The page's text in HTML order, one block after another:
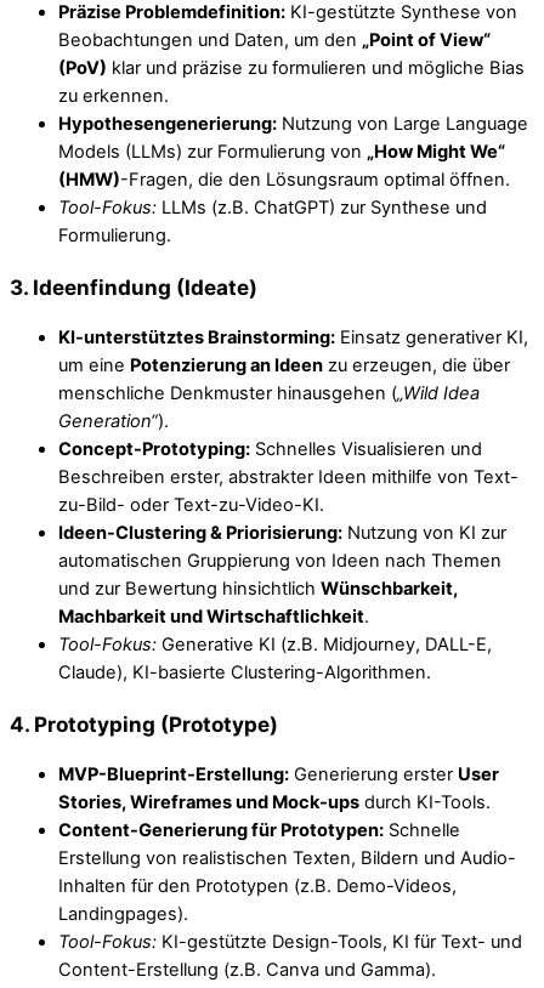
Präzise Problemdefinition: KI-gestützte Synthese von
Beobachtungen und Daten, um den „Point of View“
(PoV) klar und präzise zu formulieren und mögliche Bias
zu erkennen.
Hypothesengenerierung: Nutzung von Large Language
Models (LLMs) zur Formulierung von „How Might We“
(HMW)-Fragen, die den Lösungsraum optimal öffnen.
Tool-Fokus: LLMs (z.B. ChatGPT) zur Synthese und
Formulierung.
3. Ideenfindung (Ideate)
KI-unterstütztes Brainstorming: Einsatz generativer KI,
um eine Potenzierung an Ideen zu erzeugen, die über
menschliche Denkmuster hinausgehen („Wild Idea
Generation“).
Concept-Prototyping: Schnelles Visualisieren und
Beschreiben erster, abstrakter Ideen mithilfe von Text-
zu-Bild- oder Text-zu-Video-KI.
Ideen-Clustering & Priorisierung: Nutzung von KI zur
automatischen Gruppierung von Ideen nach Themen
und zur Bewertung hinsichtlich Wünschbarkeit,
Machbarkeit und Wirtschaftlichkeit.
Tool-Fokus: Generative KI (z.B. Midjourney, DALL-E,
Claude), KI-basierte Clustering-Algorithmen.
4. Prototyping (Prototype)
MVP-Blueprint-Erstellung: Generierung erster User
Stories, Wireframes und Mock-ups durch KI-Tools.
Content-Generierung für Prototypen: Schnelle
Erstellung von realistischen Texten, Bildern und Audio-
Inhalten für den Prototypen (z.B. Demo-Videos,
Landingpages).
Tool-Fokus: KI-gestützte Design-Tools, KI für Text- und
Content-Erstellung (z.B. Canva und Gamma).